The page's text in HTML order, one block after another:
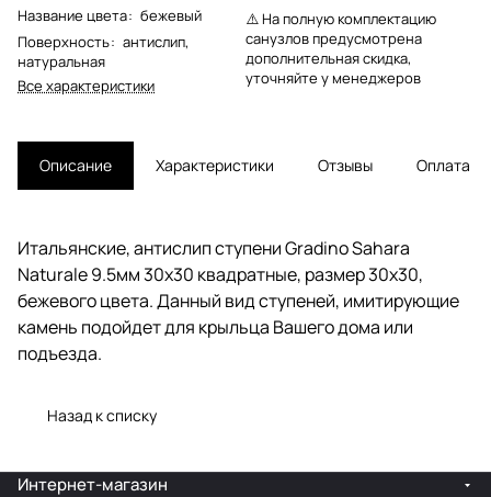
Название цвета: бежевый
Поверхность: антислип,
натуральная
Все характеристики
⚠️ На полную комплектацию
санузлов предусмотрена
дополнительная скидка,
уточняйте у менеджеров
Описание Характеристики Отзывы Оплата
Итальянские, антислип ступени Gradino Sahara
Naturale 9.5мм 30x30 квадратные, размер 30x30,
бежевого цвета. Данный вид ступеней, имитирующие
камень подойдет для крыльца Вашего дома или
подъезда.
Назад к списку
Интернет-магазин